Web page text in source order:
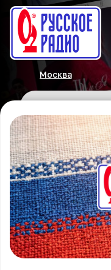
Москва